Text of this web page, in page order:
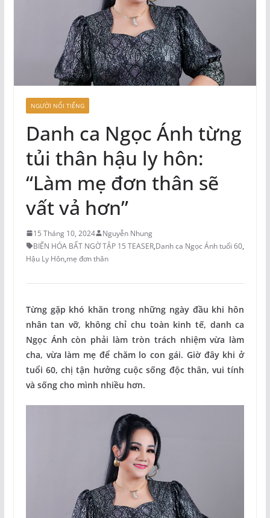
NGƯỜI NỔI TIẾNG
Danh ca Ngọc Ánh từng
tủi thân hậu ly hôn:
“Làm mẹ đơn thân sẽ
vất vả hơn”
15 Tháng 10, 2024
Nguyễn Nhung
BIẾN HÓA BẤT NGỜ TẬP 15 TEASER,Danh ca Ngọc Ánh tuổi 60,
Hậu Ly Hôn,mẹ đơn thân
Từng gặp khó khăn trong những ngày đầu khi hôn
nhân tan vỡ, không chỉ chu toàn kinh tế, danh ca
Ngọc Ánh còn phải làm tròn trách nhiệm vừa làm
cha, vừa làm mẹ để chăm lo con gái. Giờ đây khi ở
tuổi 60, chị tận hưởng cuộc sống độc thân, vui tính
và sống cho mình nhiều hơn.